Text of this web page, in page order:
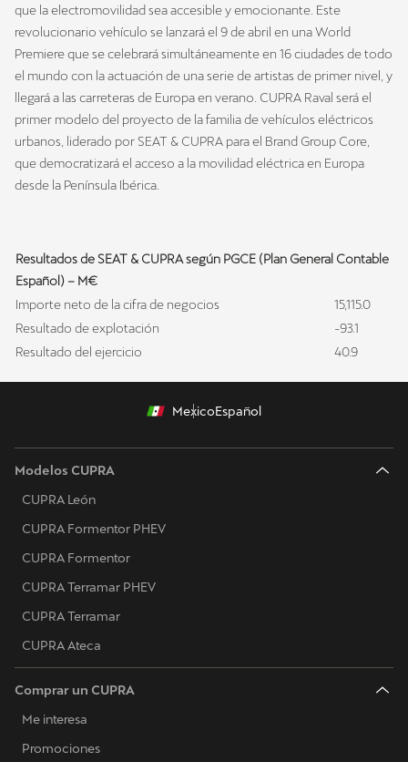
que la electromovilidad sea accesible y emocionante. Este
revolucionario vehículo se lanzará el 9 de abril en una World
Premiere que se celebrará simultáneamente en 16 ciudades de todo
el mundo con la actuación de una serie de artistas de primer nivel, y
llegará a las carreteras de Europa en verano. CUPRA Raval será el
primer modelo del proyecto de la familia de vehículos eléctricos
urbanos, liderado por SEAT & CUPRA para el Brand Group Core,
que democratizará el acceso a la movilidad eléctrica en Europa
desde la Península Ibérica.
Resultados de SEAT & CUPRA según PGCE (Plan General Contable
Español) – M€
Importe neto de la cifra de negocios
15,115.0
Resultado de explotación
-93.1
Resultado del ejercicio
40.9
MexicoEspañol
Modelos CUPRA
CUPRA León
CUPRA Formentor PHEV
CUPRA Formentor
CUPRA Terramar PHEV
CUPRA Terramar
CUPRA Ateca
Comprar un CUPRA
Me interesa
Promociones